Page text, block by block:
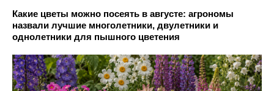
Какие цветы можно посеять в августе: агрономы
назвали лучшие многолетники, двулетники и
однолетники для пышного цветения